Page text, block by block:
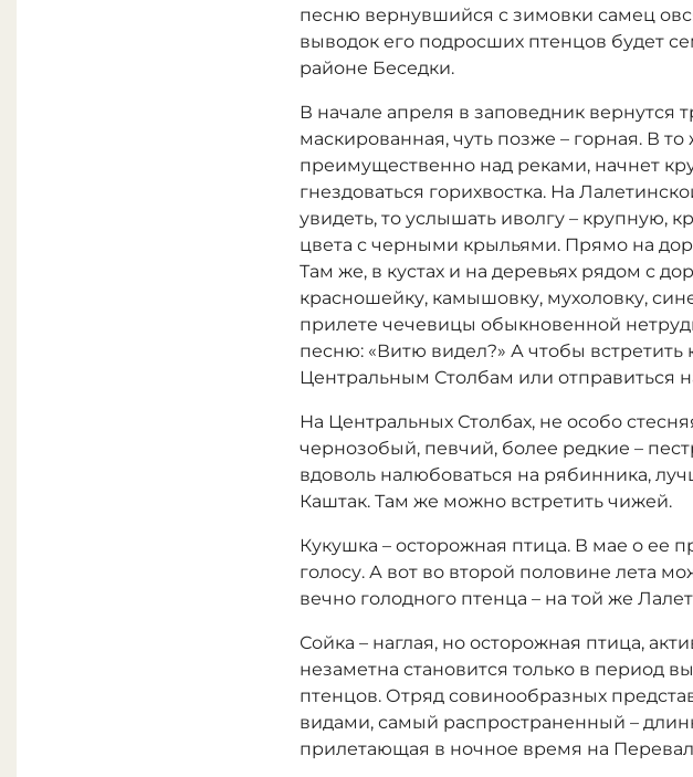
песню вернувшийся с зимовки самец
выводок его подросших птенцов будет
районе Беседки.
В начале апреля в заповедник вернутся
маскированная, чуть позже – горная. В
преимущественно над реками, начнет
гнездоваться горихвостка. На
увидеть, то услышать иволгу – крупную,
цвета с черными крыльями. Прямо на
Там же, в кустах и на деревьях рядом с
красношейку, камышовку, мухоловку,
прилете чечевицы обыкновенной
песню: «Витю видел?» А чтобы встретить
Центральным Столбам или отправиться
На Центральных Столбах, не особо
чернозобый, певчий, более редкие –
вдоволь налюбоваться на рябинника,
Каштак. Там же можно встретить чижей.
Кукушка – осторожная птица. В мае о ее
голосу. А вот во второй половине лета
вечно голодного птенца – на той же
Сойка – наглая, но осторожная птица,
незаметна становится только в период
птенцов. Отряд совинообразных
видами, самый распространенный –
прилетающая в ночное время на